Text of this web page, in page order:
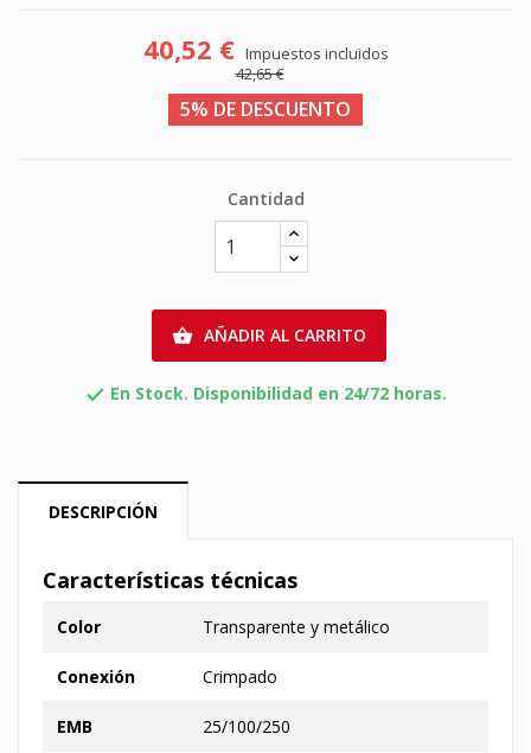
40,52 € Impuestos incluidos
42,65 €
5% DE DESCUENTO
Cantidad
 AÑADIR AL CARRITO
 En Stock. Disponibilidad en 24/72 horas.
DESCRIPCIÓN
Características técnicas
Color Transparente y metálico
Conexión Crimpado
EMB 25/100/250